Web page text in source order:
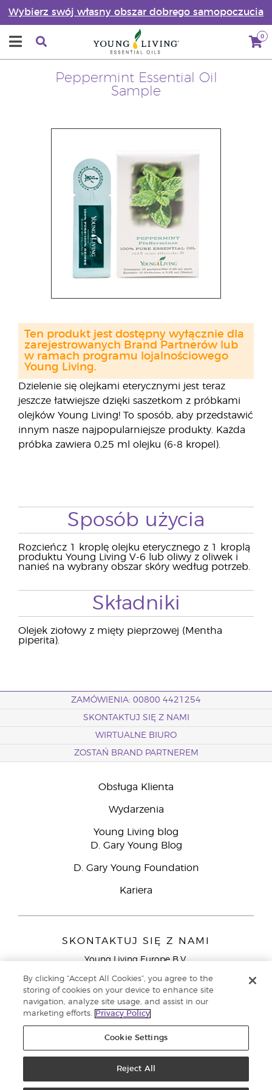
Wybierz swój własny obszar dobrego samopoczucia
0
Peppermint Essential Oil
Sample
Dzielenie się olejkami eterycznymi jest teraz
jeszcze łatwiejsze dzięki saszetkom z próbkami
olejków Young Living! To sposób, aby przedstawić
innym nasze najpopularniejsze produkty. Każda
próbka zawiera 0,25 ml olejku (6-8 kropel).
Ten produkt jest dostępny wyłącznie dla
zarejestrowanych Brand Partnerów lub
w ramach programu lojalnościowego
Young Living.
Sposób użycia
Rozcieńcz 1 kroplę olejku eterycznego z 1 kroplą
produktu Young Living V-6 lub oliwy z oliwek i
nanieś na wybrany obszar skóry według potrzeb.
Składniki
Olejek ziołowy z mięty pieprzowej (Mentha
piperita).
ZAMÓWIENIA: 00800 4421254
SKONTAKTUJ SIĘ Z NAMI
WIRTUALNE BIURO
ZOSTAŃ BRAND PARTNEREM
Obsługa Klienta
Wydarzenia
Young Living blog
D. Gary Young Blog
D. Gary Young Foundation
Kariera
SKONTAKTUJ SIĘ Z NAMI
Young Living Europe B.V.
9727 AJ Groningen
Young Living Europe Ltd - Europejska siedziba
główna:+44 (0) 20 3935 9000
zastrzeżone. |Polityka prywatności
By clicking “Accept All Cookies”, you agree to the
storing of cookies on your device to enhance site
navigation, analyze site usage, and assist in our
marketing efforts.
Privacy Policy
Cookie Settings
Reject All